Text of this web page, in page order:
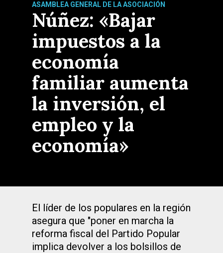
ASAMBLEA GENERAL DE LA ASOCIACIÓN
Núñez: «Bajar
impuestos a la
economía
familiar aumenta
la inversión, el
empleo y la
economía»
El líder de los populares en la región
asegura que "poner en marcha la
reforma fiscal del Partido Popular
implica devolver a los bolsillos de